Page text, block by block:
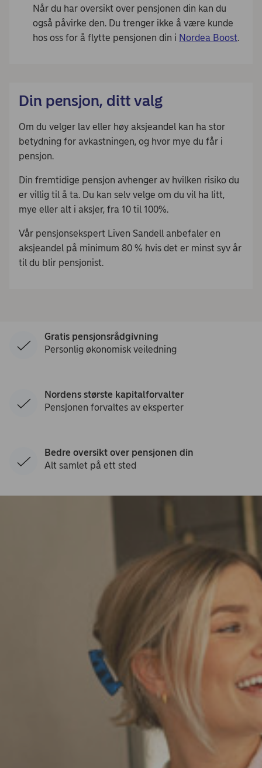
Når du har oversikt over pensjonen din kan du
også påvirke den. Du trenger ikke å være kunde
hos oss for å flytte pensjonen din i Nordea Boost.
Din pensjon, ditt valg
Om du velger lav eller høy aksjeandel kan ha stor
betydning for avkastningen, og hvor mye du får i
pensjon.
Din fremtidige pensjon avhenger av hvilken risiko du
er villig til å ta. Du kan selv velge om du vil ha litt,
mye eller alt i aksjer, fra 10 til 100%.
Vår pensjonsekspert Liven Sandell anbefaler en
aksjeandel på minimum 80 % hvis det er minst syv år
til du blir pensjonist.
Gratis pensjonsrådgivning
Personlig økonomisk veiledning
Nordens største kapitalforvalter
Pensjonen forvaltes av eksperter
Bedre oversikt over pensjonen din
Alt samlet på ett sted